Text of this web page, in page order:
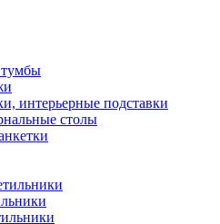
интерьерные подставки
столы